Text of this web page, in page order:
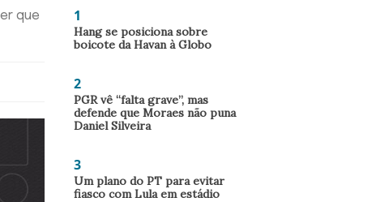
que
1
Hang se posiciona sobre
boicote da Havan à Globo
2
PGR vê “falta grave”, mas
defende que Moraes não puna
Daniel Silveira
3
Um plano do PT para evitar
fiasco com Lula em estádio